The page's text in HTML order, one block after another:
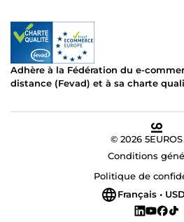
Adhère à la Fédération du e-
distance (Fevad) et à sa charte
© 2026 5EUROS
Conditions
Politique de
Français •